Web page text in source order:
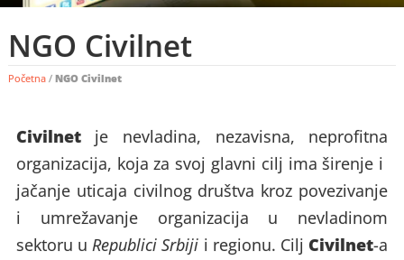
NGO Civilnet
Početna/ NGO Civilnet
Civilnet je nevladina, nezavisna, neprofitna
organizacija, koja za svoj glavni cilj ima širenje i
jačanje uticaja civilnog društva kroz povezivanje
i umrežavanje organizacija u nevladinom
sektoru uRepublici Srbiji i regionu. Cilj Civilnet-a